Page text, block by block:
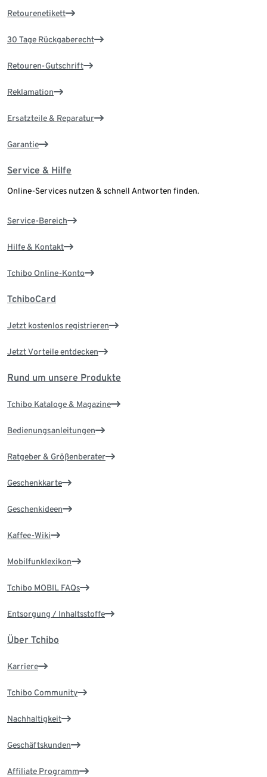
Retourenetikett
30 Tage Rückgaberecht
Retouren-Gutschrift
Reklamation
Ersatzteile & Reparatur
Garantie
Service & Hilfe
Online-Services nutzen & schnell Antworten finden.
Service-Bereich
Hilfe & Kontakt
Tchibo Online-Konto
TchiboCard
Jetzt kostenlos registrieren
Jetzt Vorteile entdecken
Rund um unsere Produkte
Tchibo Kataloge & Magazine
Bedienungsanleitungen
Ratgeber & Größenberater
Geschenkkarte
Geschenkideen
Kaffee-Wiki
Mobilfunklexikon
Tchibo MOBIL FAQs
Entsorgung / Inhaltsstoffe
Über Tchibo
Karriere
Tchibo Community
Nachhaltigkeit
Geschäftskunden
Affiliate Programm